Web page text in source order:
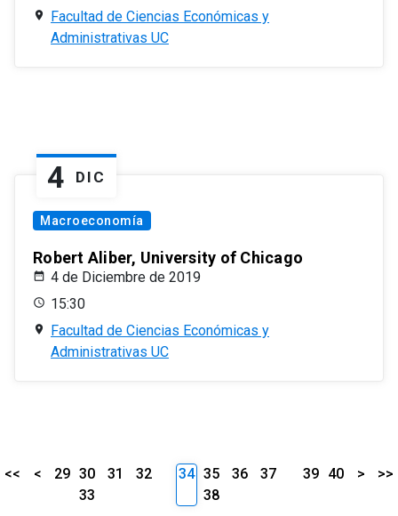
Facultad de Ciencias Económicas y
Administrativas UC
4 DIC
Macroeconomía
Robert Aliber, University of Chicago
4 de Diciembre de 2019
15:30
Facultad de Ciencias Económicas y
Administrativas UC
<< < 29 30 31
32
33
34 35 36
37
38
39 40 > >>